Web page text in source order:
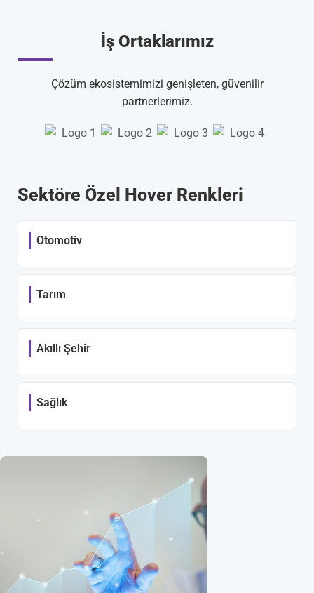
İş Ortaklarımız
Çözüm ekosistemimizi genişleten, güvenilir
partnerlerimiz.
Sektöre Özel Hover Renkleri
Otomotiv
Tarım
Akıllı Şehir
Sağlık